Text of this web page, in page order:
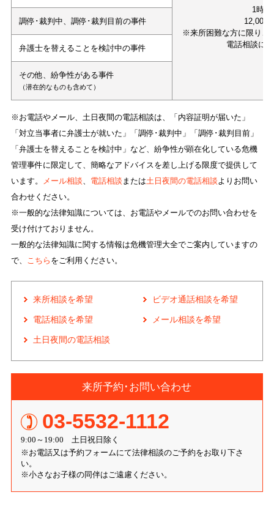
1時間
12,000
※来所困難な方に限り、
電話相談に
調停･裁判中、調停･裁判目前の事件
弁護士を替えることを検討中の事件
その他、紛争性がある事件
（潜在的なものも含めて）
※お電話やメール、土日夜間の電話相談は、「内容証明が届いた」
「対立当事者に弁護士が就いた」「調停･裁判中」「調停･裁判目前」
「弁護士を替えることを検討中」など、紛争性が顕在化している危機
管理事件に限定して、簡略なアドバイスを差し上げる限度で提供して
います。
メール相談、 電話相談 または土日夜間の電話相談よりお問い
合わせください。
※一般的な法律知識については、お電話やメールでのお問い合わせを
受け付けておりません。
一般的な法律知識に関する情報は危機管理大全でご案内していますの
で、 こちら をご利用ください。
来所相談を希望 ビデオ通話相談を希望
電話相談を希望 メール相談を希望
土日夜間の電話相談
来所予約･お問い合わせ
03-5532-1112
9:00～19:00 土日祝日除く
※お電話又は予約フォームにて法律相談のご予約をお取り下さ
い。
※小さなお子様の同伴はご遠慮ください。